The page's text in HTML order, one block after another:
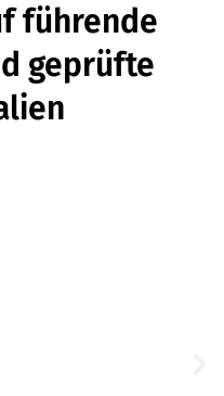
führende
geprüfte